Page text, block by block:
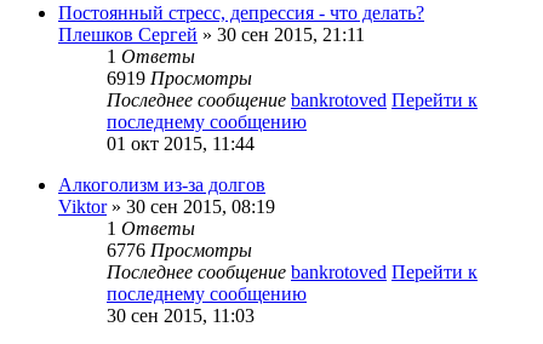
Постоянный стресс, депрессия - что делать?
Плешков Сергей » 30 сен 2015, 21:11
1 Ответы
6919 Просмотры
Последнее сообщение bankrotoved Перейти к
последнему сообщению
01 окт 2015, 11:44
Алкоголизм из-за долгов
Viktor» 30 сен 2015, 08:19
1 Ответы
6776 Просмотры
Последнее сообщение bankrotoved Перейти к
последнему сообщению
30 сен 2015, 11:03